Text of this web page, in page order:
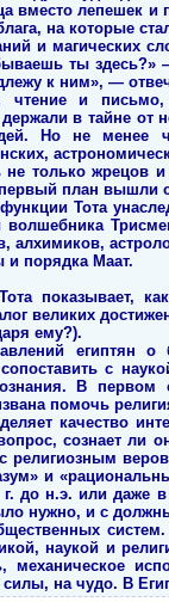
вместо лепешек и
на которые
и магических
ты здесь?»
к ним», —
чтение и
в тайне
Но не менее
не только жрецов
план вышли
Тота
алхимиков,
и порядка Маат.
показывает,
великих
ему?).
египтян
с
В
помочь
качество
сознает ли
религиозным
и
до н.э. или даже
нужно, и с
наукой и
механическое
на чудо. В